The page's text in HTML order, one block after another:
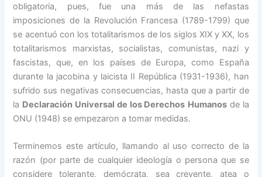
obligatoria, pues, fue una más de las nefastas
imposiciones de la Revolución Francesa (1789-1799) que
se acentuó con los totalitarismos de los siglos XIX y XX, los
totalitarismos marxistas, socialistas, comunistas, nazi y
fascistas, que, en los países de Europa, como España
durante la jacobina y laicista II República (1931-1936), han
sufrido sus negativas consecuencias, hasta que a partir de
la Declaración Universal de los Derechos Humanos de la
ONU (1948) se empezaron a tomar medidas.
Terminemos este artículo, llamando al uso correcto de la
razón (por parte de cualquier ideología o persona que se
considere tolerante, demócrata, sea creyente, atea o